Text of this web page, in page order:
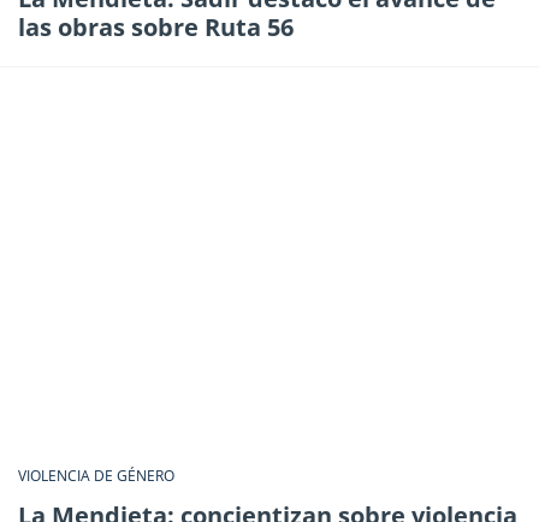
las obras sobre Ruta 56
VIOLENCIA DE GÉNERO
La Mendieta: concientizan sobre violencia